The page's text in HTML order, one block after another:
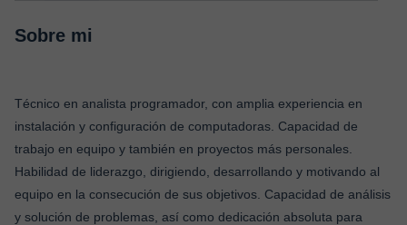
Sobre mi
Técnico en analista programador, con amplia experiencia en
instalación y configuración de computadoras. Capacidad de
trabajo en equipo y también en proyectos más personales.
Habilidad de liderazgo, dirigiendo, desarrollando y motivando al
equipo en la consecución de sus objetivos. Capacidad de análisis
y solución de problemas, así como dedicación absoluta para